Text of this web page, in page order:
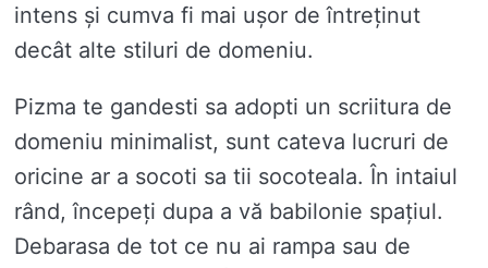
intens și cumva fi mai ușor de întreținut
decât alte stiluri de domeniu.
Pizma te gandesti sa adopti un scriitura de
domeniu minimalist, sunt cateva lucruri de
oricine ar a socoti sa tii socoteala. În intaiul
rând, începeți dupa a vă babilonie spațiul.
Debarasa de tot ce nu ai rampa sau de